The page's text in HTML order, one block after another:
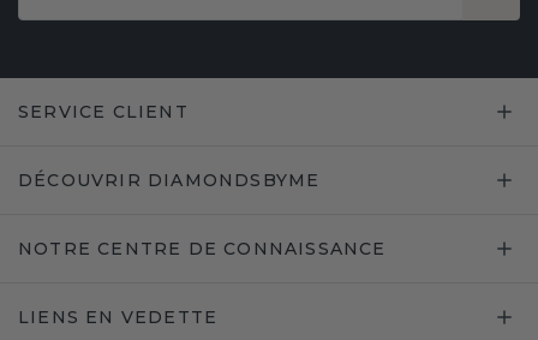
SERVICE CLIENT
DÉCOUVRIR DIAMONDSBYME
NOTRE CENTRE DE CONNAISSANCE
LIENS EN VEDETTE